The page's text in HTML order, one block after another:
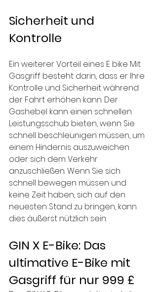
Sicherheit und
Kontrolle
Ein weiterer Vorteil eines E bike Mit
Gasgriff besteht darin, dass er Ihre
Kontrolle und Sicherheit während
der Fahrt erhöhen kann. Der
Gashebel kann einen schnellen
Leistungsschub bieten, wenn Sie
schnell beschleunigen müssen, um
einem Hindernis auszuweichen
oder sich dem Verkehr
anzuschließen. Wenn Sie sich
schnell bewegen müssen und
keine Zeit haben, sich auf den
neuesten Stand zu bringen, kann
dies äußerst nützlich sein.
GIN X E-Bike: Das
ultimative E-Bike mit
Gasgriff für nur 999 £